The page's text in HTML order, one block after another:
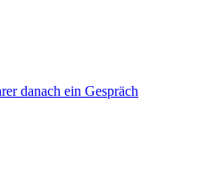
danach ein Gespräch